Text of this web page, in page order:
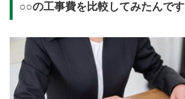
○○の工事費を比較してみたんです